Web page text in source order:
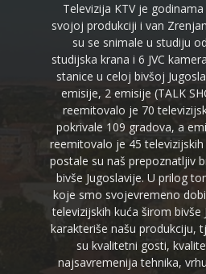
Televizija KTV je
svojoj produkciji i van
su se snimale u studiju
studijska krana i 6 JVC
stanice u celoj bivšoj
emisije, 2 emisije (TALK
reemitovalo je 70
pokrivale 109 gradova, a
reemitovalo je 45
postale su naš prepoznatljiv
bivše Jugoslavije. U prilog
koje smo svojevremeno
televizijskih kuća širom bivše
karakteriše našu produkciju,
su kvalitetni gosti,
najsavremenija tehnika,